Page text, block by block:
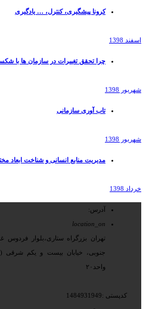
کرونا پیشگیری، کنترل، … یادگیری
اسفند 1398
چرا تحقق تغییرات در سازمان ها با
شهریور 1398
تاب آوری سازمانی
شهریور 1398
مدیریت منابع انسانی و شناخت ابعاد
خرداد 1398
آدرس:
location_on
تهران بزرگراه ستاری،بلوار فردوس
جنوبی، خیابان بیست و یکم شرقی
واحد۲۰
کدپستی :1484931949